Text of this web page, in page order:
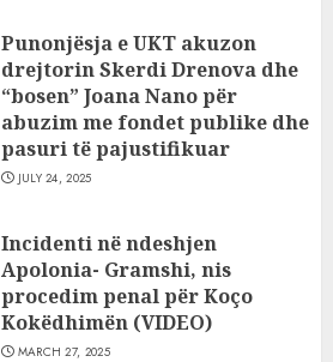
Punonjësja e UKT akuzon
drejtorin Skerdi Drenova dhe
“bosen” Joana Nano për
abuzim me fondet publike dhe
pasuri të pajustifikuar
JULY 24, 2025
Incidenti në ndeshjen
Apolonia- Gramshi, nis
procedim penal për Koço
Kokëdhimën (VIDEO)
MARCH 27, 2025